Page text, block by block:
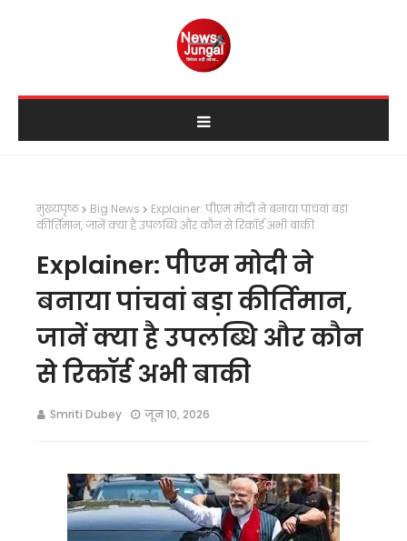
मुख्यपृष्ठ Big News
Explainer: पीएम मोदी ने बनाया पांचवां बड़ा
कीर्तिमान, जानें क्या है उपलब्धि और कौन से रिकॉर्ड अभी बाकी
Explainer: पीएम मोदी ने
बनाया पांचवां बड़ा कीर्तिमान,
जानें क्या है उपलब्धि और कौन
से रिकॉर्ड अभी बाकी
Smriti Dubey जून 10, 2026